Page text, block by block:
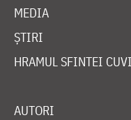
MEDIA
ȘTIRI
HRAMUL SFINTEI
AUTORI